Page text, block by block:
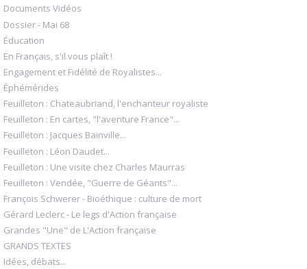
Documents Vidéos
Dossier - Mai 68
Éducation
En Français, s'il vous plaît !
Engagement et Fidélité de Royalistes...
Éphémérides
Feuilleton : Chateaubriand, l'enchanteur royaliste
Feuilleton : En cartes, "l'aventure France"...
Feuilleton : Jacques Bainville...
Feuilleton : Léon Daudet...
Feuilleton : Une visite chez Charles Maurras
Feuilleton : Vendée, "Guerre de Géants"...
François Schwerer - Bioéthique : culture de mort
Gérard Leclerc - Le legs d'Action française
Grandes "Une" de L'Action française
GRANDS TEXTES
Idées, débats...